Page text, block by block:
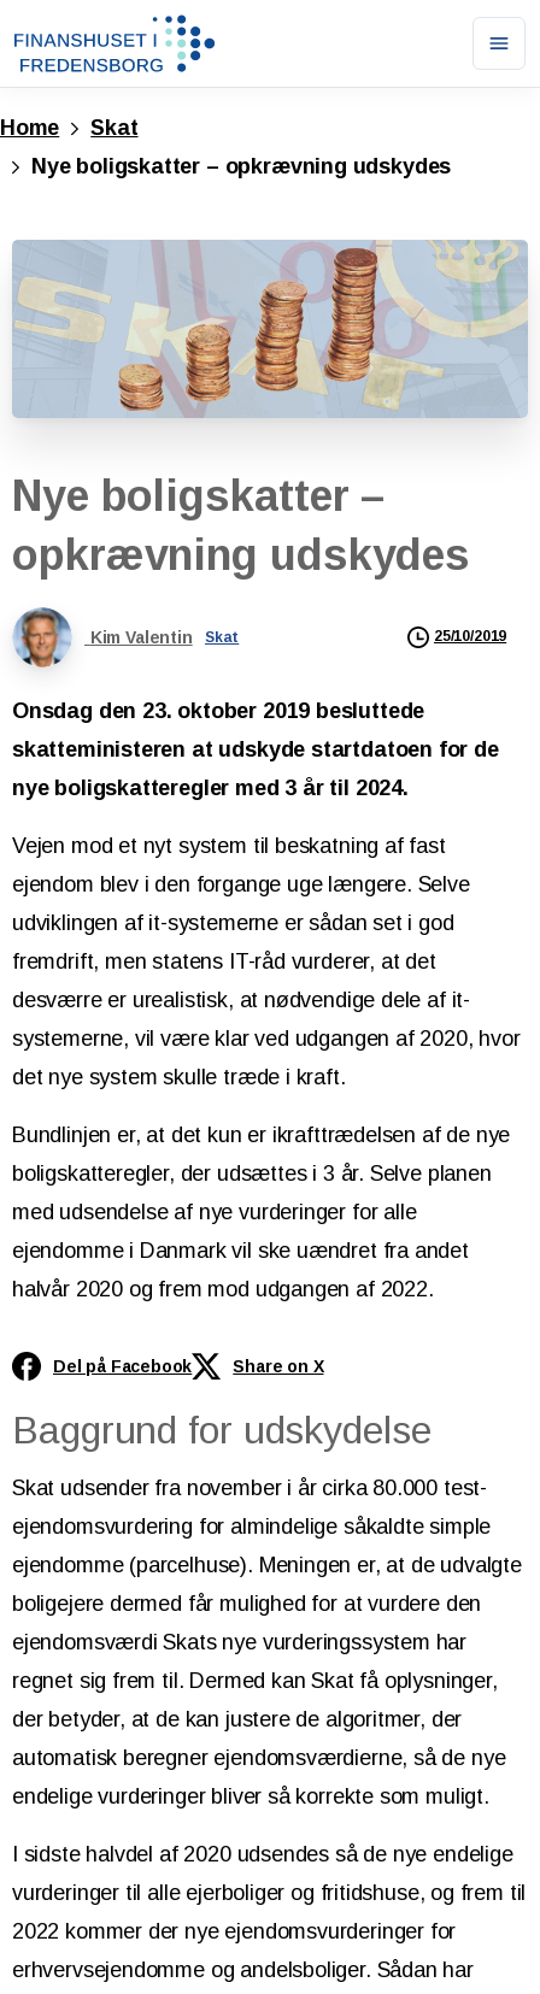
Home
Skat
Nye boligskatter – opkrævning udskydes
Nye boligskatter –
opkrævning udskydes
Kim Valentin Skat 25/10/2019
Onsdag den 23. oktober 2019 besluttede
skatteministeren at udskyde startdatoen for de
nye boligskatteregler med 3 år til 2024.
Vejen mod et nyt system til beskatning af fast
ejendom blev i den forgange uge længere. Selve
udviklingen af it-systemerne er sådan set i god
fremdrift, men statens IT-råd vurderer, at det
desværre er urealistisk, at nødvendige dele af it-
systemerne, vil være klar ved udgangen af 2020, hvor
det nye system skulle træde i kraft.
Bundlinjen er, at det kun er ikrafttrædelsen af de nye
boligskatteregler, der udsættes i 3 år. Selve planen
med udsendelse af nye vurderinger for alle
ejendomme i Danmark vil ske uændret fra andet
halvår 2020 og frem mod udgangen af 2022.
Del på Facebook Share on X
Baggrund for udskydelse
Skat udsender fra november i år cirka 80.000 test-
ejendomsvurdering for almindelige såkaldte simple
ejendomme (parcelhuse). Meningen er, at de udvalgte
boligejere dermed får mulighed for at vurdere den
ejendomsværdi Skats nye vurderingssystem har
regnet sig frem til. Dermed kan Skat få oplysninger,
der betyder, at de kan justere de algoritmer, der
automatisk beregner ejendomsværdierne, så de nye
endelige vurderinger bliver så korrekte som muligt.
I sidste halvdel af 2020 udsendes så de nye endelige
vurderinger til alle ejerboliger og fritidshuse, og frem til
2022 kommer der nye ejendomsvurderinger for
erhvervsejendomme og andelsboliger. Sådan har